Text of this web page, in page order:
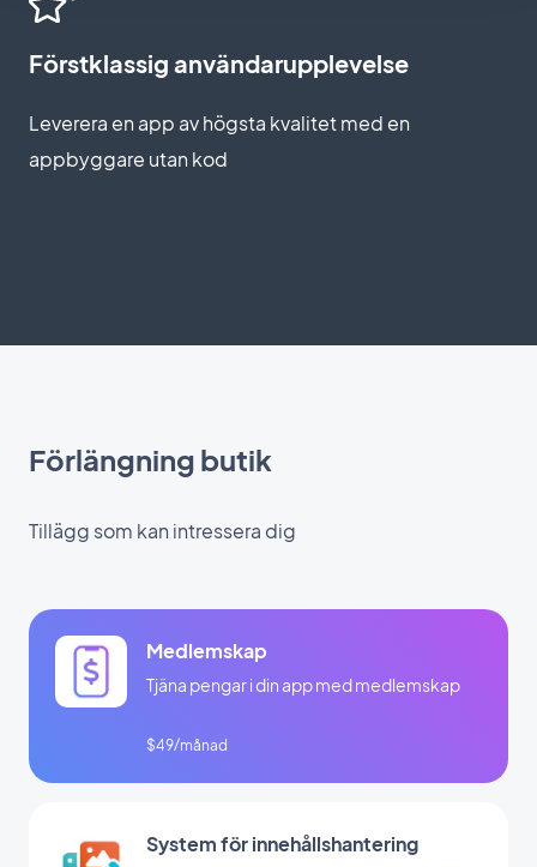
Förstklassig användarupplevelse
Leverera en app av högsta kvalitet med en
appbyggare utan kod
Förlängning butik
Tillägg som kan intressera dig
Medlemskap
Tjäna pengar i din app med medlemskap
$49/månad
System för innehållshantering